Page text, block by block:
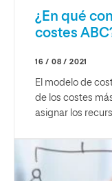
¿En qué
costes
16 / 08 / 2021
El modelo de
de los costes
asignar los